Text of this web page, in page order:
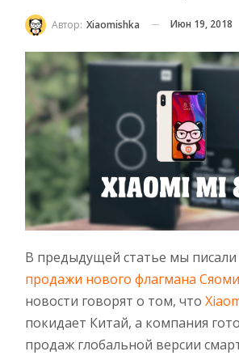
Автор: Xiaomishka Июн 19, 2018
В предыдущей статье мы
продажи нового флагмана Сяоми
новости говорят о том, что
покидает Китай, а компания
продаж глобальной версии